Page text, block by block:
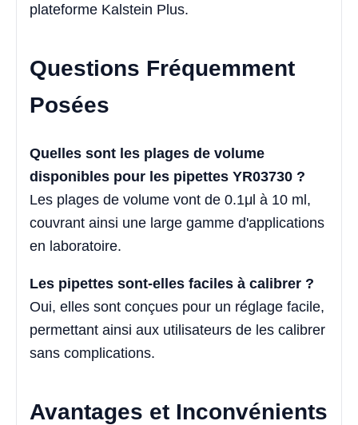
plateforme Kalstein Plus.
Questions Fréquemment
Posées
Quelles sont les plages de volume
disponibles pour les pipettes YR03730 ?
Les plages de volume vont de 0.1μl à 10 ml,
couvrant ainsi une large gamme d'applications
en laboratoire.
Les pipettes sont-elles faciles à calibrer ?
Oui, elles sont conçues pour un réglage facile,
permettant ainsi aux utilisateurs de les calibrer
sans complications.
Avantages et Inconvénients